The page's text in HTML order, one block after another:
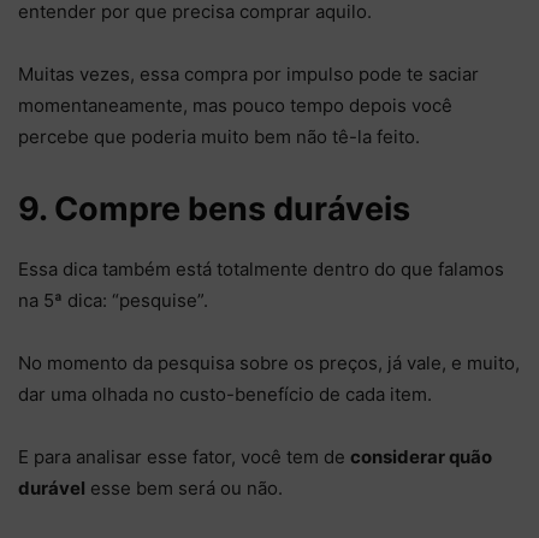
entender por que precisa comprar aquilo.
Muitas vezes, essa compra por impulso pode te saciar
momentaneamente, mas pouco tempo depois você
percebe que poderia muito bem não tê-la feito.
9. Compre bens duráveis
Essa dica também está totalmente dentro do que falamos
na 5ª dica: “pesquise”.
No momento da pesquisa sobre os preços, já vale, e muito,
dar uma olhada no custo-benefício de cada item.
E para analisar esse fator, você tem de considerar quão
durável esse bem será ou não.